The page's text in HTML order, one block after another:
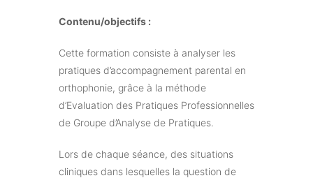
Contenu/objectifs :
Cette formation consiste à analyser les
pratiques d’accompagnement parental en
orthophonie, grâce à la méthode
d’Evaluation des Pratiques Professionnelles
de Groupe d’Analyse de Pratiques.
Lors de chaque séance, des situations
cliniques dans lesquelles la question de